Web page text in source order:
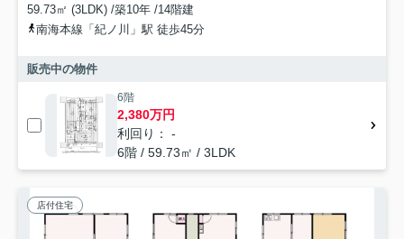
59.73㎡ (3LDK) /築10年 /14階建
南海本線「紀ノ川」駅 徒歩45分
販売中の物件
6階
2,380万円
利回り： -
6階 / 59.73㎡ / 3LDK
店付住宅